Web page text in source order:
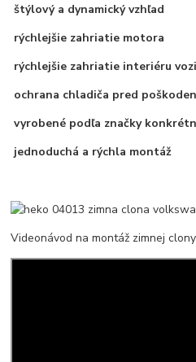
štýlový a dynamický vzhľad
rýchlejšie zahriatie motora
rýchlejšie zahriatie interiéru
ochrana chladiča pred
vyrobené podľa značky
jednoduchá a rýchla montáž
Videonávod na montáž zimnej